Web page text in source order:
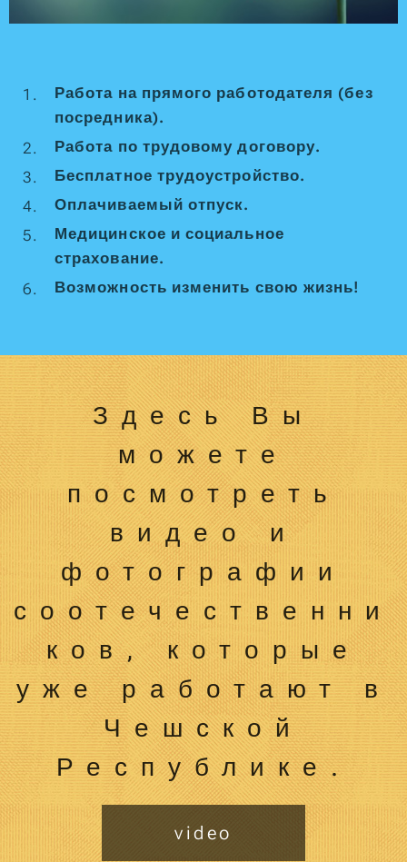
Работа на прямого работодателя (без
посредника).
Работа по трудовому договору.
Бесплатное трудоустройство.
Оплачиваемый отпуск.
Медицинское и социальное
страхование.
Возможность изменить свою жизнь!
Здесь Вы
можете
посмотреть
видео и
фотографии
соотечественни
ков, которые
уже работают в
Чешской
Республике.
video